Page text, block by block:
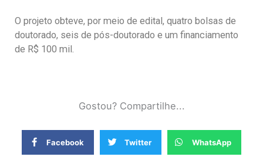
O projeto obteve, por meio de edital, quatro bolsas de
doutorado, seis de pós-doutorado e um financiamento
de R$ 100 mil.
Gostou? Compartilhe...
Facebook Twitter WhatsApp